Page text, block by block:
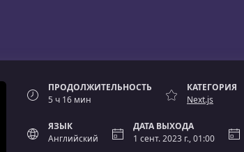
ПРОДОЛЖИТЕЛЬНОСТЬ
5 ч 16 мин
КАТЕГОРИЯ
Next.js
ЯЗЫК
Английский
ДАТА ВЫХОДА
1 сент. 2023 г., 01:00